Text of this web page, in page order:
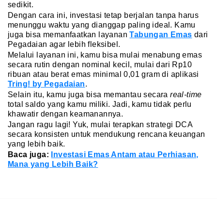
sedikit.
Dengan cara ini, investasi tetap berjalan tanpa harus
menunggu waktu yang dianggap paling ideal. Kamu
juga bisa memanfaatkan layananTabungan Emas dari
Pegadaian agar lebih fleksibel.
Melalui layanan ini, kamu bisa mulai menabung emas
secara rutin dengan nominal kecil, mulai dari Rp10
ribuan atau berat emas minimal 0,01 gram di aplikasi
Tring! by Pegadaian.
Selain itu, kamu juga bisa memantau secara real-time
total saldo yang kamu miliki. Jadi, kamu tidak perlu
khawatir dengan keamanannya.
Jangan ragu lagi! Yuk, mulai terapkan strategi DCA
secara konsisten untuk mendukung rencana keuangan
yang lebih baik.
Baca juga:
Investasi Emas Antam atau Perhiasan,
Mana yang Lebih Baik?